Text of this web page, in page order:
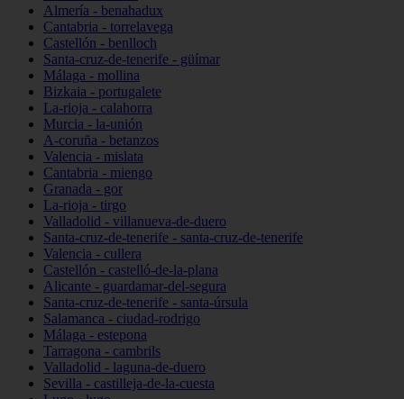
Almería - benahadux
Cantabria - torrelavega
Castellón - benlloch
Santa-cruz-de-tenerife - güímar
Málaga - mollina
Bizkaia - portugalete
La-rioja - calahorra
Murcia - la-unión
A-coruña - betanzos
Valencia - mislata
Cantabria - miengo
Granada - gor
La-rioja - tirgo
Valladolid - villanueva-de-duero
Santa-cruz-de-tenerife - santa-cruz-de-tenerife
Valencia - cullera
Castellón - castelló-de-la-plana
Alicante - guardamar-del-segura
Santa-cruz-de-tenerife - santa-úrsula
Salamanca - ciudad-rodrigo
Málaga - estepona
Tarragona - cambrils
Valladolid - laguna-de-duero
Sevilla - castilleja-de-la-cuesta